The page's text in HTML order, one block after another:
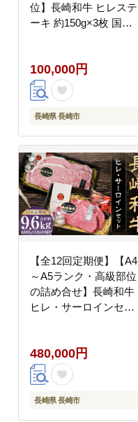
位】長崎和牛 ヒレステ
ーキ 約150g×3枚 国産
100,000円
長崎県 長崎市
【全12回定期便】【A4
～A5ランク・高級部位
の詰め合せ】長崎和牛
ヒレ・サーロインセッ
480,000円
長崎県 長崎市